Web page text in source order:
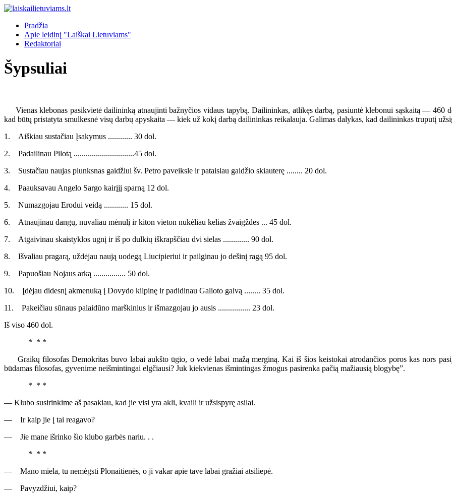
Pradžia
Apie leidinį "Laiškai Lietuviams"
Redaktoriai
Šypsuliai
Vienas klebonas pasikvietė dailininką atnaujinti bažnyčios vidaus tapybą. Dailininkas, atlikęs darbą, pasiuntė klebonui sąskaitą — 460
kad būtų pristatyta smulkesnė visų darbų apyskaita — kiek už kokį darbą dailininkas reikalauja. Galimas dalykas, kad dailininkas truputį
1. Aiškiau sustačiau Įsakymus ............ 30 dol.
2. Padailinau Pilotą ..............................45 dol.
3. Sustačiau naujas plunksnas gaidžiui šv. Petro paveiksle ir pataisiau gaidžio skiauterę ........ 20 dol.
4. Paauksavau Angelo Sargo kairįjį sparną 12 dol.
5. Numazgojau Erodui veidą ............ 15 dol.
6. Atnaujinau dangų, nuvaliau mėnulį ir kiton vieton nukėliau kelias žvaigždes ... 45 dol.
7. Atgaivinau skaistyklos ugnį ir iš po dulkių iškrapščiau dvi sielas ............. 90 dol.
8. Išvaliau pragarą, uždėjau naują uodegą Liucipieriui ir pailginau jo dešinį ragą 95 dol.
9. Papuošiau Nojaus arką ................ 50 dol.
10. Įdėjau didesnį akmenuką į Dovydo kilpinę ir padidinau Galioto galvą ........ 35 dol.
11. Pakeičiau sūnaus palaidūno marškinius ir išmazgojau jo ausis ................ 23 dol.
Iš viso 460 dol.
* * *
Graikų filosofas Demokritas buvo labai aukšto ūgio, o vedė labai mažą merginą. Kai iš šios keistokai atrodančios poros kas nors
būdamas filosofas, gyvenime neišmintingai elgčiausi? Juk kiekvienas išmintingas žmogus pasirenka pačią mažiausią blogybę”.
* * *
— Klubo susirinkime aš pasakiau, kad jie visi yra akli, kvaili ir užsispyrę asilai.
— Ir kaip jie į tai reagavo?
— Jie mane išrinko šio klubo garbės nariu. . .
* * *
— Mano miela, tu nemėgsti Plonaitienės, o ji vakar apie tave labai gražiai atsiliepė.
— Pavyzdžiui, kaip?